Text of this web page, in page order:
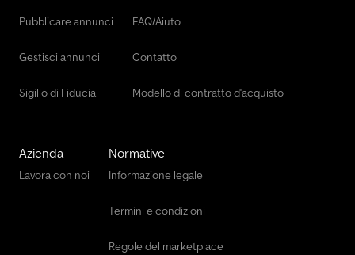
Pubblicare annunci
Gestisci annunci
Sigillo di Fiducia
FAQ/Aiuto
Contatto
Modello di contratto d'acquisto
Azienda
Lavora con noi
Normative
Informazione legale
Termini e condizioni
Regole del marketplace